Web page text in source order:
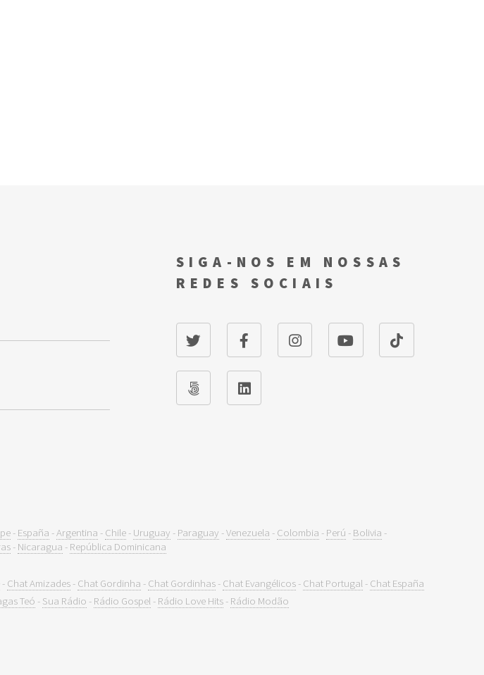
SIGA-NOS EM NOSSAS
REDES SOCIAIS
- España -Argentina - Chile- Uruguay - Paraguay -Venezuela - Colombia - Perú - Bolivia -
- Nicaragua - República Dominicana
- Chat Amizades- Chat Gordinha - Chat Gordinhas- Chat Evangélicos- Chat Portugal- Chat España
Teó - Sua Rádio - Rádio Gospel- Rádio Love Hits- Rádio Modão